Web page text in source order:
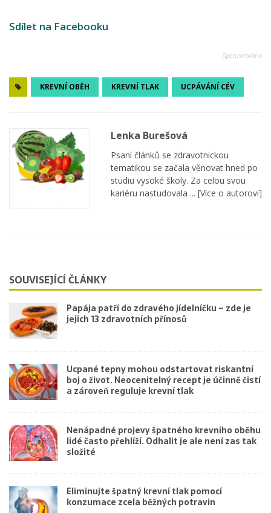
Sdílet na Facebooku
KREVNÍ OBĚH KREVNÍ TLAK UCPÁVÁNÍ CÉV
Lenka Burešová
Psaní článků se zdravotnickou
tematikou se začala věnovat hned po
studiu vysoké školy. Za celou svou
kariéru nastudovala ... [Více o autorovi]
SOUVISEJÍCÍ ČLÁNKY
Papája patří do zdravého jídelníčku – zde je
jejich 13 zdravotních přínosů
Ucpané tepny mohou odstartovat riskantní
boj o život. Neocenitelný recept je účinně čistí
a zároveň reguluje krevní tlak
Nenápadné projevy špatného krevního oběhu
lidé často přehlíží. Odhalit je ale není zas tak
složité
Eliminujte špatný krevní tlak pomocí
konzumace zcela běžných potravin